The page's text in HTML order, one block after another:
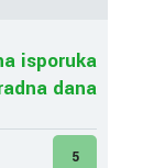
isporuka
dana
5